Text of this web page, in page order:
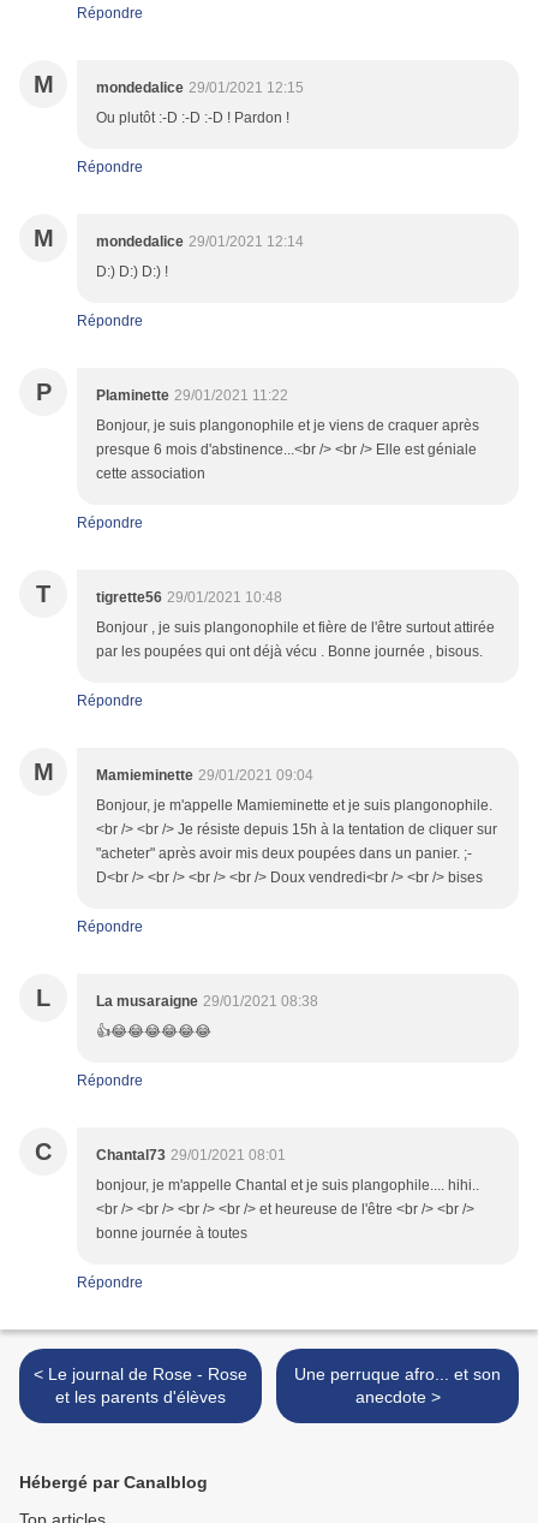
Répondre
M mondedalice 29/01/2021 12:15
Ou plutôt :-D :-D :-D ! Pardon !
Répondre
M mondedalice 29/01/2021 12:14
D:) D:) D:) !
Répondre
P Plaminette 29/01/2021 11:22
Bonjour, je suis plangonophile et je viens de craquer après
presque 6 mois d'abstinence...<br /> <br /> Elle est géniale
cette association
Répondre
T tigrette56 29/01/2021 10:48
Bonjour , je suis plangonophile et fière de l'être surtout attirée
par les poupées qui ont déjà vécu . Bonne journée , bisous.
Répondre
M Mamieminette 29/01/2021 09:04
Bonjour, je m'appelle Mamieminette et je suis plangonophile.
<br /> <br /> Je résiste depuis 15h à la tentation de cliquer sur
"acheter" après avoir mis deux poupées dans un panier. ;-
D<br /> <br /> <br /> <br /> Doux vendredi<br /> <br /> bises
Répondre
L La musaraigne 29/01/2021 08:38
👍😂😂😂😂😂😂
Répondre
C Chantal73 29/01/2021 08:01
bonjour, je m'appelle Chantal et je suis plangophile.... hihi..
<br /> <br /> <br /> <br /> et heureuse de l'être <br /> <br />
bonne journée à toutes
Répondre
< Le journal de Rose - Rose
et les parents d'élèves
Une perruque afro... et son
anecdote >
Hébergé par Canalblog